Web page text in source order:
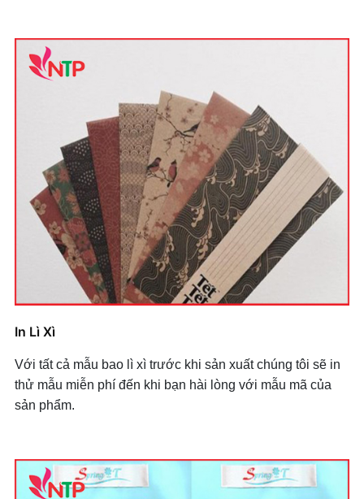
In Lì Xì
Với tất cả mẫu bao lì xì trước khi sản xuất chúng tôi sẽ in
thử mẫu miễn phí đến khi bạn hài lòng với mẫu mã của
sản phẩm.